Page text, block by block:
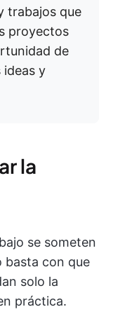
trabajos que
proyectos
de
ideas y
la
se someten
basta con que
solo la
práctica.